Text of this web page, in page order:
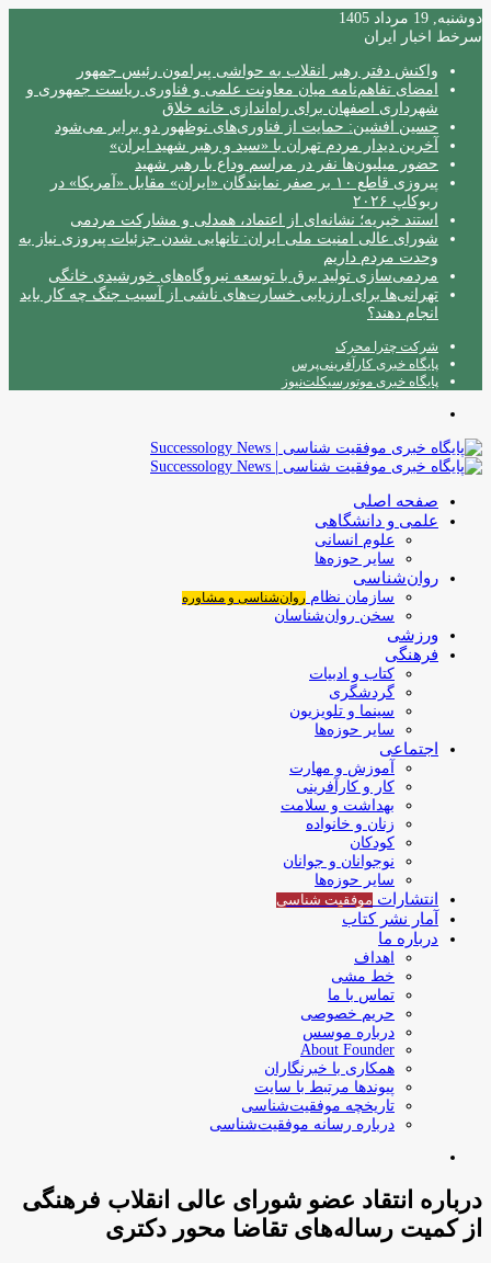
دوشنبه, 19 مرداد 1405
سرخط اخبار ایران
واکنش دفتر رهبر انقلاب به حواشی پیرامون رئیس جمهور
امضای تفاهم‌نامه میان معاونت علمی و فناوری ریاست جمهوری و
شهرداری اصفهان برای راه‌اندازی خانه خلاق
حسین افشین: حمایت از فناوری‌های نوظهور دو برابر می‌شود
آخرین دیدار مردم تهران با «سید و رهبر شهید ایران»
حضور میلیون‌ها نفر در مراسم وداع با رهبر شهید
پیروزی قاطع ۱۰ بر صفر نمایندگان «ایران» مقابل «آمریکا» در
ربوکاپ ۲۰۲۶
استند خیریه؛ نشانه‌ای از اعتماد، همدلی و مشارکت مردمی
شورای عالی امنیت ملی ایران: تانهایی شدن جزئیات پیروزی نیاز به
وحدت مردم داریم
مردمی‌سازی تولید برق با توسعه نیروگاه‌های خورشیدی خانگی
تهرانی‌ها برای ارزیابی خسارت‌های ناشی از آسیب جنگ چه کار باید
انجام دهند؟
شرکت چترا محرک
پایگاه خبری کارآفرینی‌پرس
پایگاه خبری موتورسیکلت‌نیوز
صفحه اصلی
علمی و دانشگاهی
علوم انسانی
سایر حوزه‌ها
روان‌شناسی
سازمان نظام روان‌شناسی و مشاوره
سخن روان‌شناسان
ورزشی
فرهنگی
کتاب و ادبیات
گردشگری
سینما و تلویزیون
سایر حوزه‌ها
اجتماعی
آموزش و مهارت
کار و کارآفرینی
بهداشت و سلامت
زنان و خانواده
کودکان
نوجوانان و جوانان
سایر حوزه‌ها
انتشارات موفقیت‌ شناسی
آمار نشر کتاب
درباره ما
اهداف
خط مشی
تماس با ما
حریم خصوصی
درباره موسس
About Founder
همکاری با خبرنگاران
پیوندها مرتبط با سایت
تاریخچه موفقیت‌شناسی
درباره رسانه موفقیت‌شناسی
درباره انتقاد عضو شورای عالی انقلاب فرهنگی
از کمیت رساله‌های تقاضا محور دکتری